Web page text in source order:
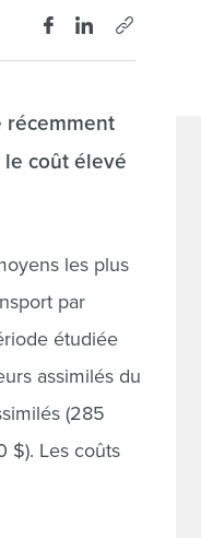
le coût élevé
les plus
par
étudiée
assimilés du
(285
$). Les coûts